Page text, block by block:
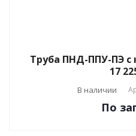
Труба ПНД-ППУ-ПЭ с
17
В наличии
По